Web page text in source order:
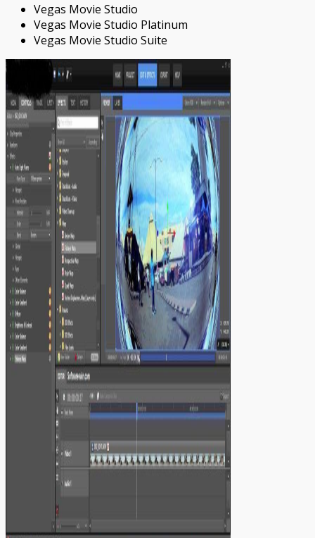
Vegas Movie Studio
Vegas Movie Studio Platinum
Vegas Movie Studio Suite